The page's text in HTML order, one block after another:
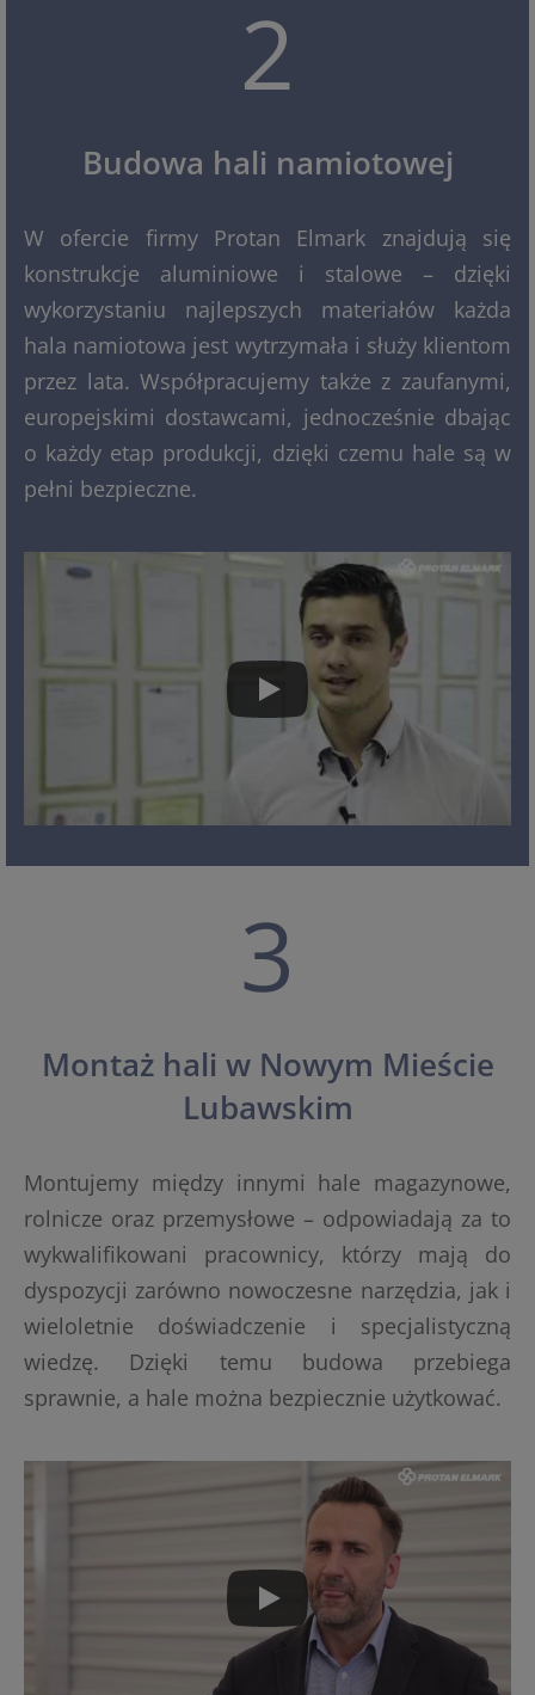
2
Budowa hali namiotowej
W ofercie firmy Protan Elmark znajdują się
konstrukcje aluminiowe i stalowe – dzięki
wykorzystaniu najlepszych materiałów każda
hala namiotowa jest wytrzymała i służy klientom
przez lata. Współpracujemy także z zaufanymi,
europejskimi dostawcami, jednocześnie dbając
o każdy etap produkcji, dzięki czemu hale są w
pełni bezpieczne.
3
Montaż hali w Nowym Mieście
Lubawskim
Montujemy między innymi hale magazynowe,
rolnicze oraz przemysłowe – odpowiadają za to
wykwalifikowani pracownicy, którzy mają do
dyspozycji zarówno nowoczesne narzędzia, jak i
wieloletnie doświadczenie i specjalistyczną
wiedzę. Dzięki temu budowa przebiega
sprawnie, a hale można bezpiecznie użytkować.